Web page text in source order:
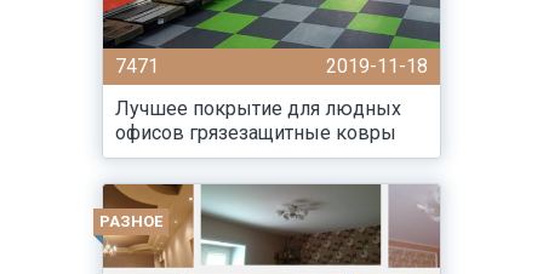
7471
2019-11-18
Лучшее покрытие для людных
офисов грязезащитные ковры
РАЗНОЕ